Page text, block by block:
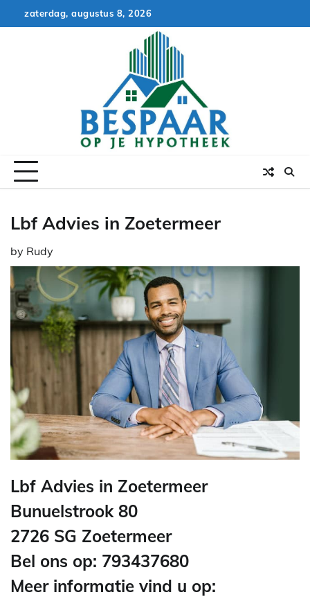
to
zaterdag, augustus 8, 2026
Lbf Advies in Zoetermeer
by Rudy
Lbf Advies in Zoetermeer
Bunuelstrook 80
2726 SG Zoetermeer
Bel ons op: 793437680
Meer informatie vind u op: